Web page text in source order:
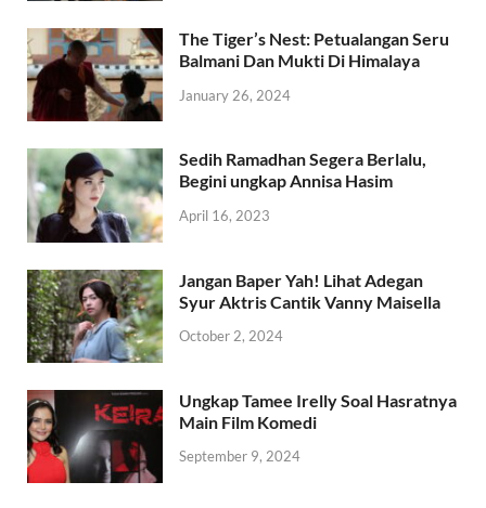
The Tiger’s Nest: Petualangan Seru
Balmani Dan Mukti Di Himalaya
January 26, 2024
Sedih Ramadhan Segera Berlalu,
Begini ungkap Annisa Hasim
April 16, 2023
Jangan Baper Yah! Lihat Adegan
Syur Aktris Cantik Vanny Maisella
October 2, 2024
Ungkap Tamee Irelly Soal Hasratnya
Main Film Komedi
September 9, 2024